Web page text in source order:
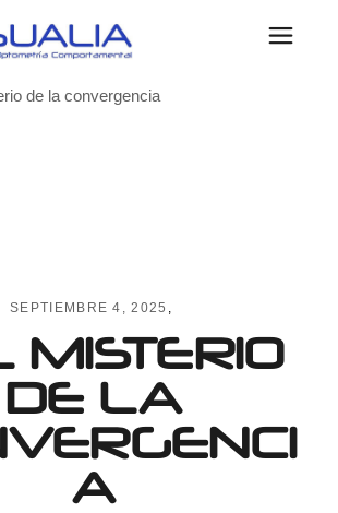
de la convergencia
SEPTIEMBRE 4, 2025
MISTERIO
DE LA
A